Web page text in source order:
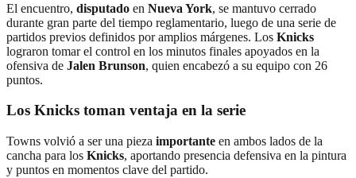
El encuentro, disputado en Nueva York, se mantuvo cerrado
durante gran parte del tiempo reglamentario, luego de una serie de
partidos previos definidos por amplios márgenes. Los Knicks
lograron tomar el control en los minutos finales apoyados en la
ofensiva de Jalen Brunson, quien encabezó a su equipo con 26
puntos.
Los Knicks toman ventaja en la serie
Towns volvió a ser una pieza importante en ambos lados de la
cancha para los Knicks, aportando presencia defensiva en la pintura
y puntos en momentos clave del partido.